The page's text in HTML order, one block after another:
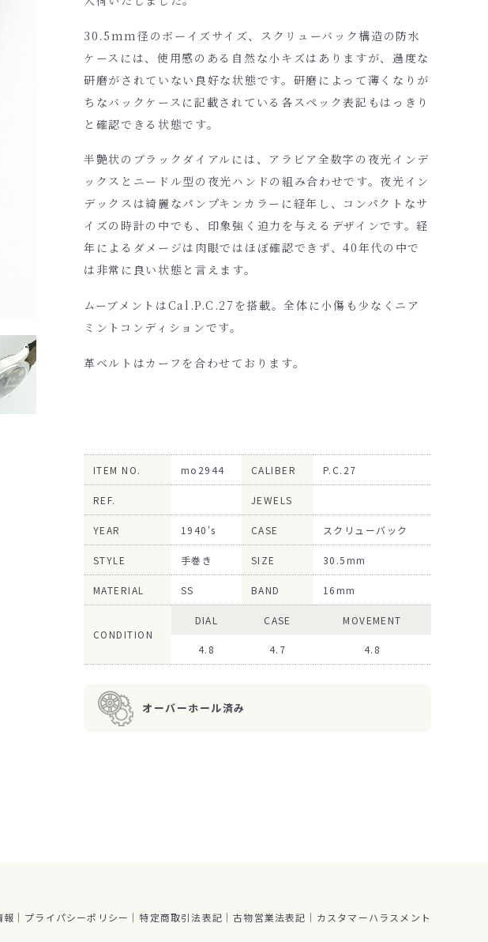
30.5mm径のボーイズサイズ、スクリューバック構造の防水
ケースには、使用感のある自然な小キズはありますが、過度な
研磨がされていない良好な状態です。研磨によって薄くなりが
ちなバックケースに記載されている各スペック表記もはっきり
と確認できる状態です。
半艶状のブラックダイアルには、アラビア全数字の夜光インデ
ックスとニードル型の夜光ハンドの組み合わせです。夜光イン
デックスは綺麗なパンプキンカラーに経年し、コンパクトなサ
イズの時計の中でも、印象強く迫力を与えるデザインです。経
年によるダメージは肉眼ではほぼ確認できず、40年代の中で
は非常に良い状態と言えます。
ムーブメントはCal.P.C.27を搭載。全体に小傷も少なくニア
ミントコンディションです。
革ベルトはカーフを合わせております。
ITEM NO. mo2944 CALIBER P.C.27
REF. JEWELS
YEAR 1940's CASE スクリューバック
STYLE 手巻き SIZE 30.5mm
MATERIAL SS BAND 16mm
CONDITION
DIAL CASE MOVEMENT
4.8 4.7 4.8
オーバーホール済み
報 プライパシーポリシー 特定商取引法表記 古物営業法表記 カスタマーハラスメント